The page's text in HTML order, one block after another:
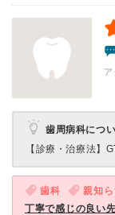
歯周病科につ
【診療・治療法】
歯科 親知
丁寧で感じの良い